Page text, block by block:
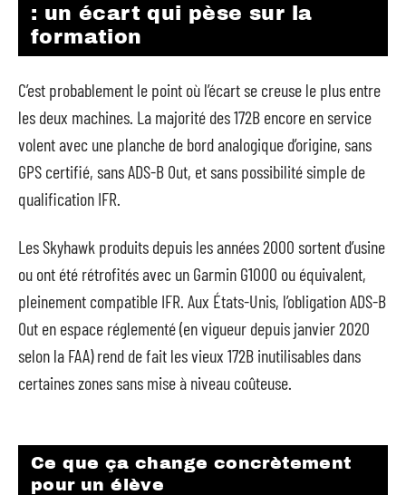
: un écart qui pèse sur la
formation
C’est probablement le point où l’écart se creuse le plus entre
les deux machines. La majorité des 172B encore en service
volent avec une planche de bord analogique d’origine, sans
GPS certifié, sans ADS-B Out, et sans possibilité simple de
qualification IFR.
Les Skyhawk produits depuis les années 2000 sortent d’usine
ou ont été rétrofités avec un Garmin G1000 ou équivalent,
pleinement compatible IFR. Aux États-Unis, l’obligation ADS-B
Out en espace réglementé (en vigueur depuis janvier 2020
selon la FAA) rend de fait les vieux 172B inutilisables dans
certaines zones sans mise à niveau coûteuse.
Ce que ça change concrètement
pour un élève